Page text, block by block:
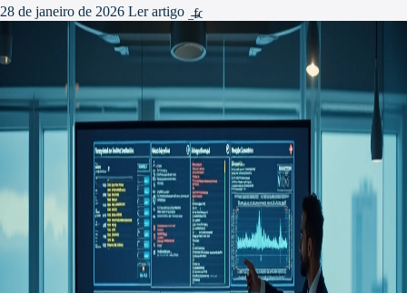
28 de janeiro de 2026 Ler artigo
arrow_forward